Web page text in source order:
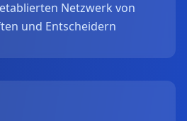
Netzwerk von
und Entscheidern